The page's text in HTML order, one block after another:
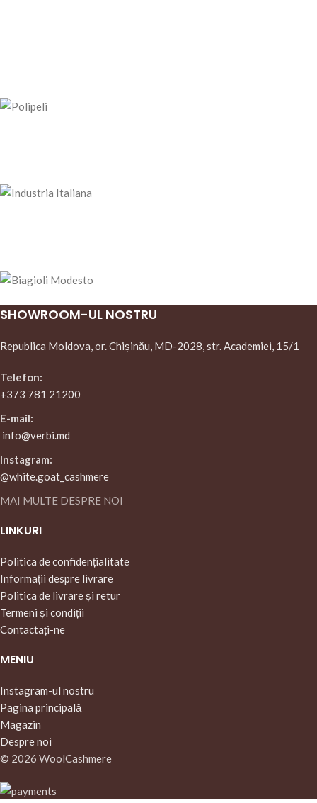
SHOWROOM-UL NOSTRU
Republica Moldova, or. Chișinău, MD-2028, str. Academiei, 15/1
Telefon:
+373 781 21200
E-mail:
info@verbi.md
Instagram:
@white.goat_cashmere
MAI MULTE DESPRE NOI
LINKURI
Politica de confidențialitate
Informații despre livrare
Politica de livrare și retur
Termeni și condiții
Contactați-ne
MENIU
Instagram-ul nostru
Pagina principală
Magazin
Despre noi
© 2026 WoolCashmere